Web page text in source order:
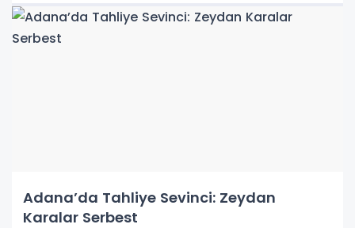
Adana’da Tahliye Sevinci: Zeydan
Karalar Serbest